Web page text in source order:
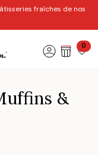
fraîches de nos
0
&